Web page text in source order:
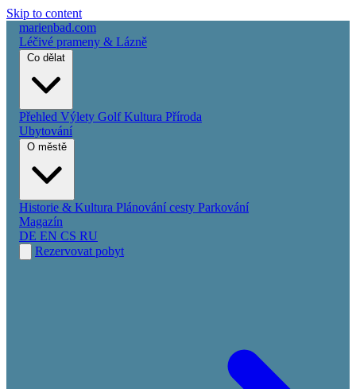
Skip to content
marienbad.com
Léčivé prameny & Lázně
Přehled Výlety GolfKultura Příroda
Ubytování
Historie & Kultura Plánování cesty Parkování
Magazín
DE EN CS RU
Rezervovat pobyt